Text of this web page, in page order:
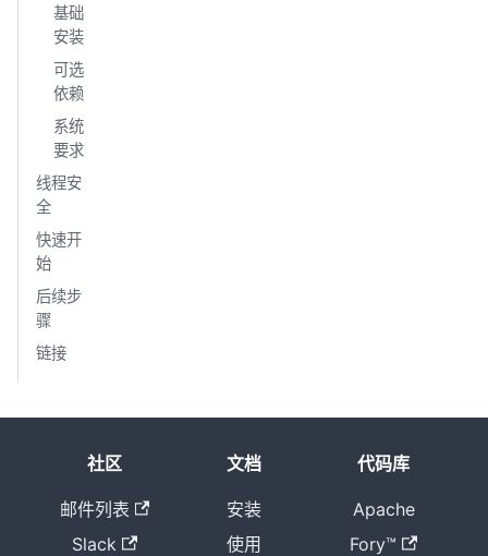
基础
安装
可选
依赖
系统
要求
线程安
全
快速开
始
后续步
骤
链接
社区
邮件列表
Slack
文档
安装
使用
代码库
Apache
Fory™